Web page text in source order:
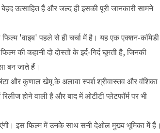
उत्साहित हैं और जल्द ही इसकी पूरी जानकारी सामने
'वाइब' पहले से ही चर्चा में है। यह एक एक्शन-कॉमेडी
कहानी दो दोस्तों के इर्द-गिर्द घूमती है, जिनकी
बन जाते हैं।
और कुणाल खेमू के अलावा स्पर्श श्रीवास्तव और वंशिका
होने वाली है और बाद में ओटीटी प्लेटफॉर्म पर भी
इस फिल्म में उनके साथ सनी देओल मुख्य भूमिका में हैं।